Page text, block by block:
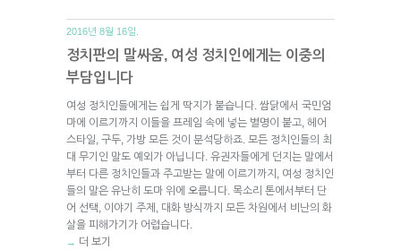
2016년 8월 16일.
정치판의 말싸움, 여성 정치인에게는 이중의
부담입니다
여성 정치인들에게는 쉽게 딱지가 붙습니다. 쌈닭에서 국민엄
마에 이르기까지 이들을 프레임 속에 넣는 별명이 붙고, 헤어
스타일, 구두, 가방 모든 것이 분석당하죠. 모든 정치인들의 최
대 무기인 말도 예외가 아닙니다. 유권자들에게 던지는 말에서
부터 다른 정치인들과 주고받는 말에 이르기까지, 여성 정치인
들의 말은 유난히 도마 위에 오릅니다. 목소리 톤에서부터 단
어 선택, 이야기 주제, 대화 방식까지 모든 차원에서 비난의 화
살을 피해가기가 어렵습니다.
→ 더 보기